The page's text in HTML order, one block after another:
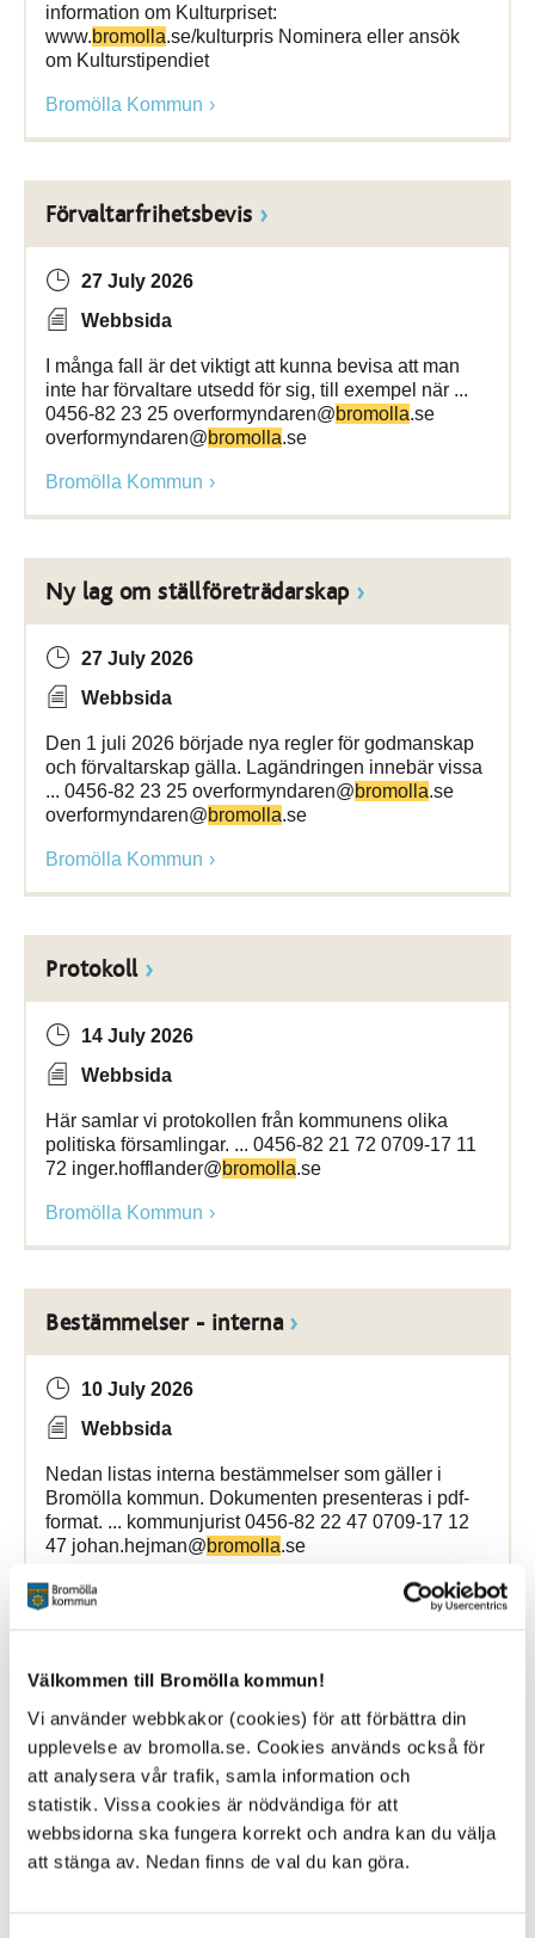
Välkommen till Bromölla kommun!
Vi använder webbkakor (cookies) för att förbättra din
upplevelse av bromolla.se. Cookies används också för
att analysera vår trafik, samla information och
statistik. Vissa cookies är nödvändiga för att
webbsidorna ska fungera korrekt och andra kan du välja
att stänga av. Nedan finns de val du kan göra.
information om Kulturpriset:
www.bromolla.se/kulturpris Nominera eller ansök
om Kulturstipendiet
Bromölla Kommun
Förvaltarfrihetsbevis
27 July 2026
Webbsida
I många fall är det viktigt att kunna bevisa att man
inte har förvaltare utsedd för sig, till exempel när ...
0456-82 23 25 overformyndaren@bromolla.se
overformyndaren@bromolla.se
Bromölla Kommun
Ny lag om ställföreträdarskap
27 July 2026
Webbsida
Den 1 juli 2026 började nya regler för godmanskap
och förvaltarskap gälla. Lagändringen innebär vissa
... 0456-82 23 25 overformyndaren@bromolla.se
overformyndaren@bromolla.se
Bromölla Kommun
Protokoll
14 July 2026
Webbsida
Här samlar vi protokollen från kommunens olika
politiska församlingar. ... 0456-82 21 72 0709-17 11
72 inger.hofflander@bromolla.se
Bromölla Kommun
Bestämmelser - interna
10 July 2026
Webbsida
Nedan listas interna bestämmelser som gäller i
Bromölla kommun. Dokumenten presenteras i pdf-
format. ... kommunjurist 0456-82 22 47 0709-17 12
47 johan.hejman@bromolla.se
Bromölla Kommun
7 July 2026
Nyhet
Vecka 30 börjar arbetet med den nya bron till Åsens
avfallsanläggning och de första förberedande